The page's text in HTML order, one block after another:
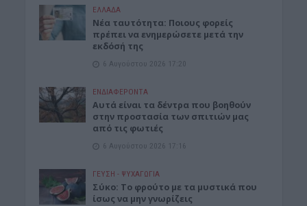
ΕΛΛΑΔΑ
Νέα ταυτότητα: Ποιους φορείς
πρέπει να ενημερώσετε μετά την
εκδόσή της
6 Αυγούστου 2026 17:20
ΕΝΔΙΑΦΕΡΟΝΤΑ
Αυτά είναι τα δέντρα που βοηθούν
στην προστασία των σπιτιών μας
από τις φωτιές
6 Αυγούστου 2026 17:16
ΓΕΎΣΗ - ΨΥΧΑΓΩΓΊΑ
Σύκο: Το φρούτο με τα μυστικά που
ίσως να μην γνωρίζεις